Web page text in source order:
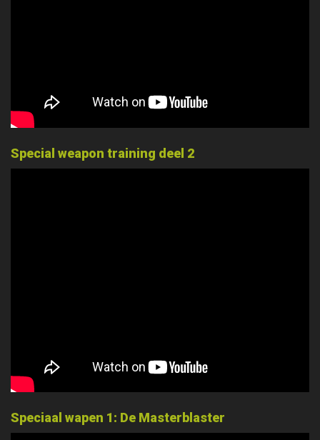
Special weapon training deel 2
Speciaal wapen 1: De Masterblaster